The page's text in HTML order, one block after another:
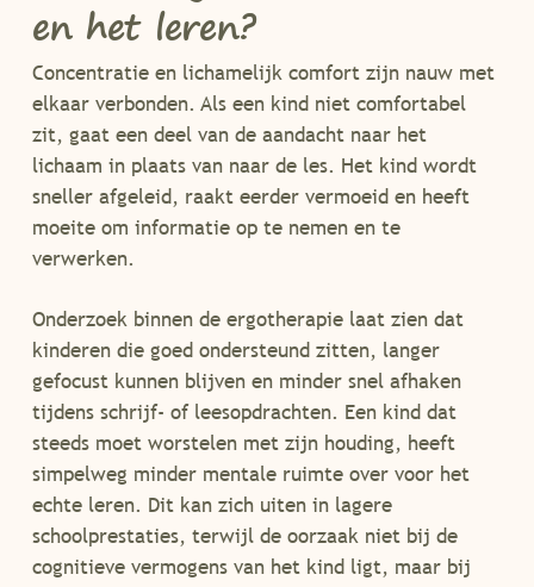
en het leren?
Concentratie en lichamelijk comfort zijn nauw met
elkaar verbonden. Als een kind niet comfortabel
zit, gaat een deel van de aandacht naar het
lichaam in plaats van naar de les. Het kind wordt
sneller afgeleid, raakt eerder vermoeid en heeft
moeite om informatie op te nemen en te
verwerken.
Onderzoek binnen de ergotherapie laat zien dat
kinderen die goed ondersteund zitten, langer
gefocust kunnen blijven en minder snel afhaken
tijdens schrijf- of leesopdrachten. Een kind dat
steeds moet worstelen met zijn houding, heeft
simpelweg minder mentale ruimte over voor het
echte leren. Dit kan zich uiten in lagere
schoolprestaties, terwijl de oorzaak niet bij de
cognitieve vermogens van het kind ligt, maar bij